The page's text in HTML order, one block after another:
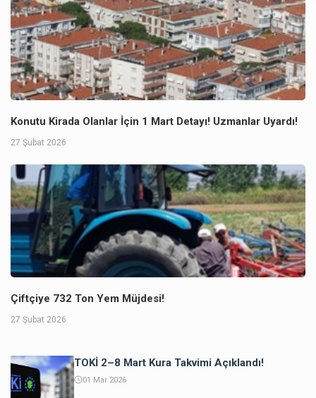
Konutu Kirada Olanlar İçin 1 Mart Detayı! Uzmanlar Uyardı!
27 Şubat 2026
Çiftçiye 732 Ton Yem Müjdesi!
27 Şubat 2026
TOKİ 2–8 Mart Kura Takvimi Açıklandı!
01 Mar 2026